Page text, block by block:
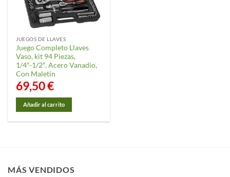
JUEGOS DE LLAVES
Juego Completo Llaves
Vaso, kit 94 Piezas,
1/4″-1/2″, Acero Vanadio,
Con Maletin
69,50€
Añadir al carrito
MÁS VENDIDOS